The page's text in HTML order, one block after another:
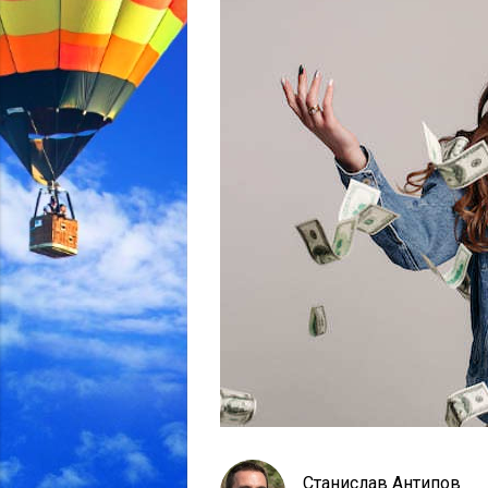
Станислав Антипов